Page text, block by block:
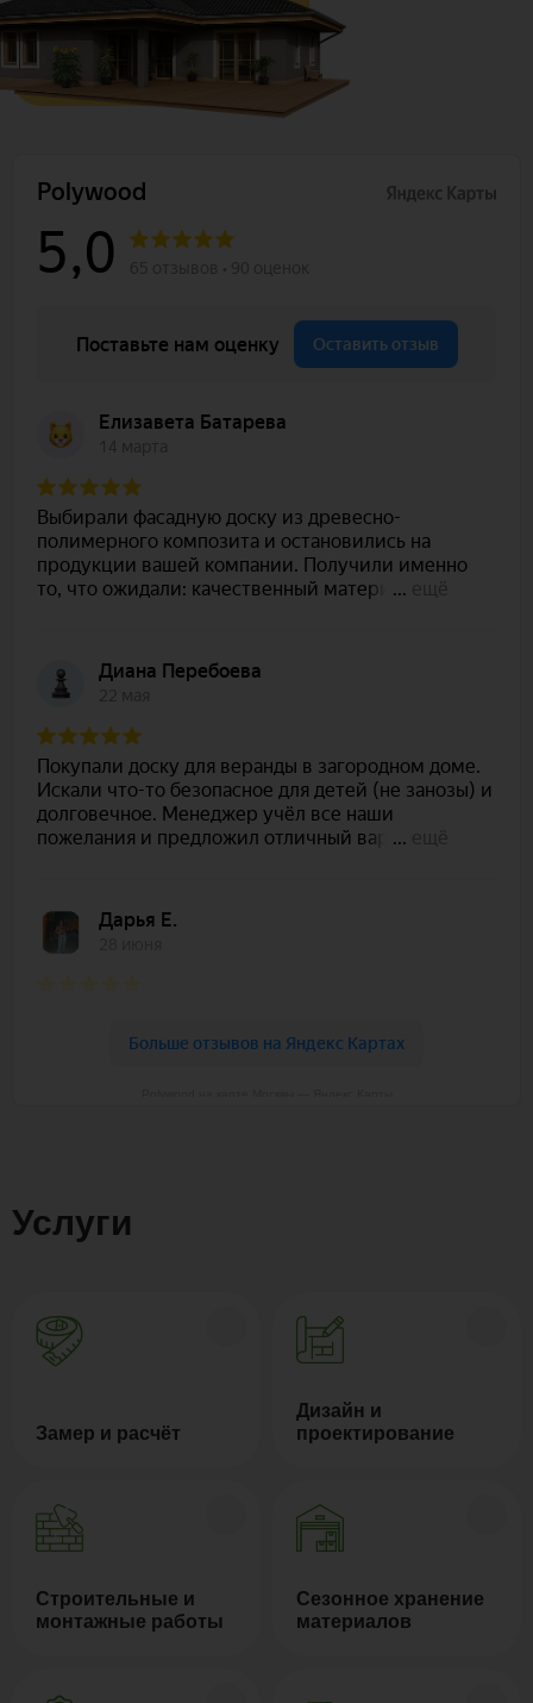
Услуги
Замер и расчёт
Дизайн и
проектирование
Строительные и
монтажные работы
Сезонное хранение
материалов